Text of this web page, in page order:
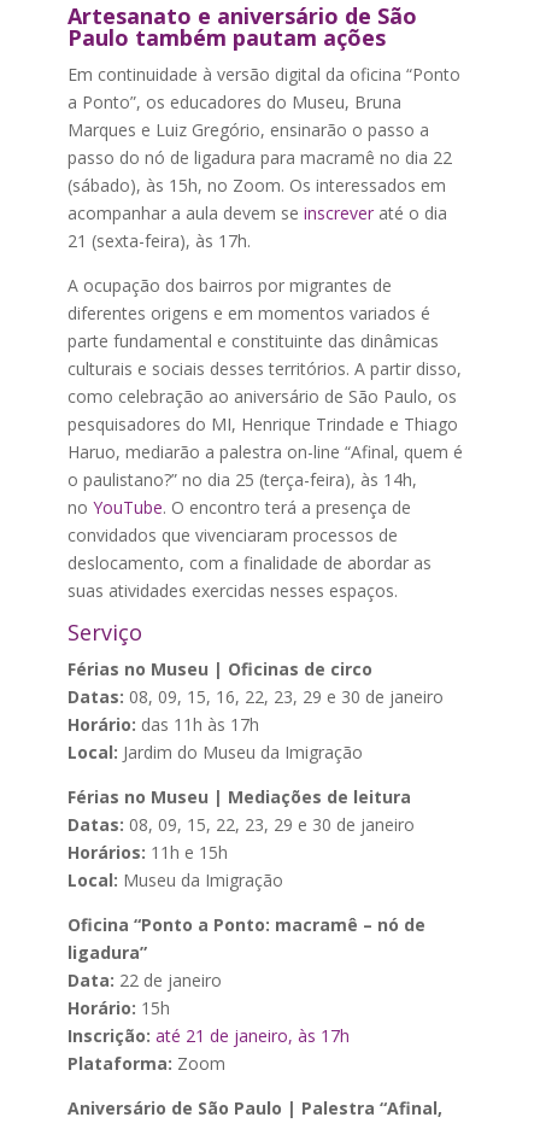
Artesanato e aniversário de São
Paulo também pautam ações
Em continuidade à versão digital da oficina “Ponto
a Ponto”, os educadores do Museu, Bruna
Marques e Luiz Gregório, ensinarão o passo a
passo do nó de ligadura para macramê no dia 22
(sábado), às 15h, no Zoom. Os interessados em
acompanhar a aula devem se inscreveraté o dia
21 (sexta-feira), às 17h.
A ocupação dos bairros por migrantes de
diferentes origens e em momentos variados é
parte fundamental e constituinte das dinâmicas
culturais e sociais desses territórios. A partir disso,
como celebração ao aniversário de São Paulo, os
pesquisadores do MI, Henrique Trindade e Thiago
Haruo, mediarão a palestra on-line “Afinal, quem é
o paulistano?” no dia 25 (terça-feira), às 14h,
no YouTube. O encontro terá a presença de
convidados que vivenciaram processos de
deslocamento, com a finalidade de abordar as
suas atividades exercidas nesses espaços.
Serviço
Férias no Museu | Oficinas de circo
Datas: 08, 09, 15, 16, 22, 23, 29 e 30 de janeiro
Horário: das 11h às 17h
Local: Jardim do Museu da Imigração
Férias no Museu | Mediações de leitura
Datas: 08, 09, 15, 22, 23, 29 e 30 de janeiro
Horários: 11h e 15h
Local: Museu da Imigração
Oficina “Ponto a Ponto: macramê – nó de
ligadura”
Data: 22 de janeiro
Horário: 15h
Inscrição: até 21 de janeiro, às 17h
Plataforma: Zoom
Aniversário de São Paulo | Palestra “Afinal,